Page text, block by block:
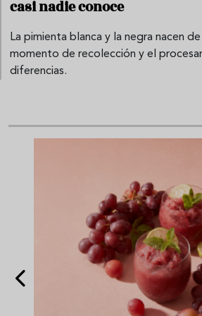
casi nadie conoce
La pimienta blanca y la negra nacen
momento de recolección y el
diferencias.